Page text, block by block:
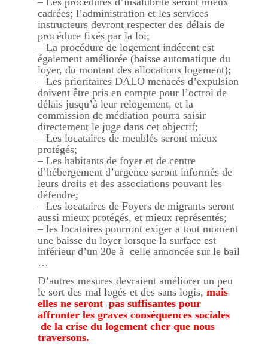
cadrées; l’administration et les services
instructeurs devront respecter des délais de
procédure fixés par la loi;
– La procédure de logement indécent est
également améliorée (baisse automatique du
loyer, du montant des allocations logement);
– Les prioritaires DALO menacés d’expulsion
doivent être pris en compte pour l’octroi de
délais jusqu’à leur relogement, et la
commission de médiation pourra saisir
directement le juge dans cet objectif;
– Les locataires de meublés seront mieux
protégés;
– Les habitants de foyer et de centre
d’hébergement d’urgence seront informés de
leurs droits et des associations pouvant les
défendre;
– Les locataires de Foyers de migrants seront
aussi mieux protégés, et mieux représentés;
– les locataires pourront exiger a tout moment
une baisse du loyer lorsque la surface est
inférieur d’un 20e à celle annoncée sur le bail
…
D’autres mesures devraient améliorer un peu
le sort des mal logés et des sans logis, mais
elles ne seront pas suffisantes pour
affronter les graves conséquences sociales
de la crise du logement cher que nous
traversons.